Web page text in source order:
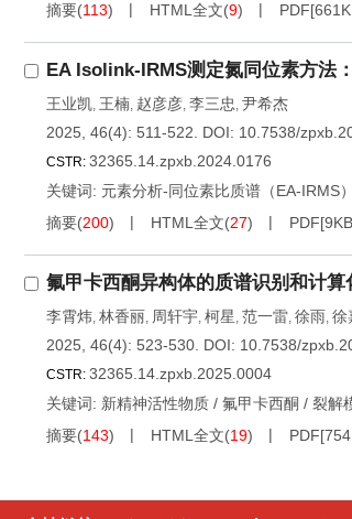
摘要(113) HTML全文(9) PDF[
EA Isolink-IRMS测定氮同位素方法
王业凯, 王楠, 赵彦彦, 李三忠 , 尹希杰
2025, 46(4): 511-522.
DOI: 10.7538/
CSTR: 32365.14.zpxb.2024.0176
关键词: 元素分析-同位素比质谱（EA-IRMS）
摘要(200) HTML全文(27) PDF[9KB
氟甲卡西酮异构体的质谱识别和计算
李霄炜, 林香丽, 周轩宇, 柯星, 范一雷, 徐雨, 徐
2025, 46(4): 523-530. DOI: 10.7538/
CSTR: 32365.14.zpxb.2025.0004
关键词: 新精神活性物质 / 氟甲卡西酮 / 裂解
摘要(143) HTML全文(19) PDF[